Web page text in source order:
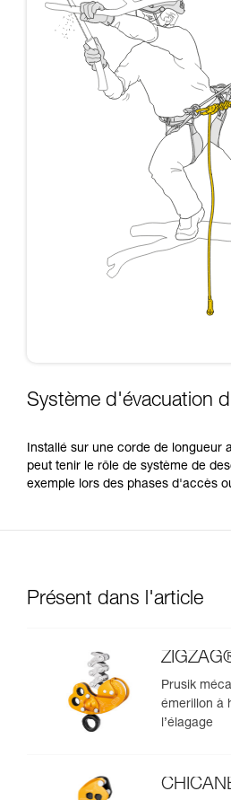
Système d'évacuation
Installé sur une corde de longueur
peut tenir le rôle de système de
exemple lors des phases d'accès
Présent dans l'article
Prusik
émerillon à
l’élagage